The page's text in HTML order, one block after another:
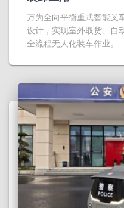
万为全向平衡重式智能叉
设计，实现室外取货、自
全流程无人化装车作业。